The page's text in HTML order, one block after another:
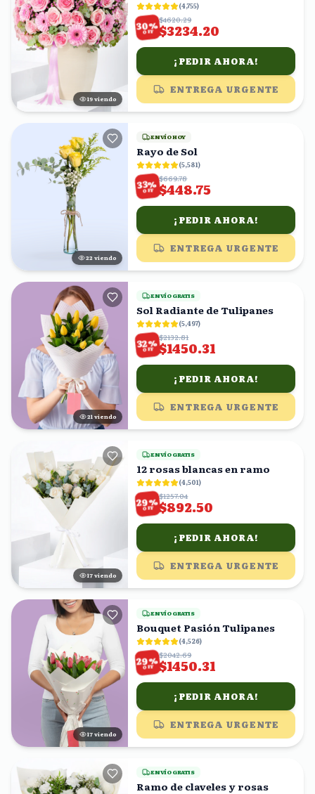
20 viendo
(4,755)
30%
OFF
$4620.29
$3234.20
¡PEDIR AHORA!
ENTREGA URGENTE
23 viendo
ENVÍO HOY
Rayo de Sol
(5,581)
33%
OFF
$669.78
$448.75
¡PEDIR AHORA!
ENTREGA URGENTE
21 viendo
ENVÍO GRATIS
Sol Radiante de Tulipanes
(5,497)
32%
OFF
$2132.81
$1450.31
¡PEDIR AHORA!
ENTREGA URGENTE
16 viendo
ENVÍO GRATIS
12 rosas blancas en ramo
(4,501)
29%
OFF
$1257.04
$892.50
¡PEDIR AHORA!
ENTREGA URGENTE
17 viendo
ENVÍO GRATIS
Bouquet Pasión Tulipanes
(4,526)
29%
OFF
$2042.69
$1450.31
¡PEDIR AHORA!
ENTREGA URGENTE
ENVÍO GRATIS
Ramo de claveles y rosas